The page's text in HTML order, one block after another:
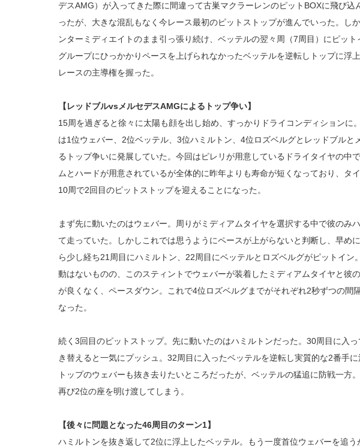
デスAMG）が入ってきた際に間違って古巣マクラーレンのピットBOXに飛び込
ったが、大きな混乱もなく今レース最初のピットストップが進んでいった。し
ンターミディエイトのまま引っ張り続け、ベッテルの翌々周（7周目）にピット
グループにひっかかりペースを上げられなかったベッテルを逆転しトップに浮
レースの主導権を握った。
【レッドブルvsメルセデスAMGによるトップ争い】
15周を過ぎると徐々に太陽も顔を出し始め、すっかりドライコンディションに
は1位ウェバー、2位ベッテル、3位ハミルトン、4位ロズベルグとレッドブルと
るトップ争いに発展していた。今回はピレリが用意しているドライタイヤの中
ムとハードが用意されているが全体的に昨年よりも寿命が短くなっており、タ
10周で2回目のピットストップを迎えることになった。
まず先に動いたのはウェバー。周りがミディアムタイヤを選択する中で彼のみ
て走っていた。しかしこれでは思うようにペースが上がらないと判断し、早め
ら少し経ち21周目にハミルトン、22周目にベッテルとロズベルグがピットイン
動はないものの、このスティントでウェバーが装着したミディアムタイヤと彼
が良くなく、ペースダウン。これで4位ロズベルグまでがそれぞれ2秒ずつの間
なった。
続く3回目のピットストップ。先に動いたのはハミルトンだった。30周目に入
き替えると一気にプッシュ。32周目に入ったベッテルを逆転し実質的な2番手
トップのウェバーも抜き去りたいところだったが、ベッテルの猛追に防戦一方
再び2位の座を明け渡してしまう。
【後々に問題となった46周目のターン1】
ハミルトンを抜き返して2位に浮上したベッテル。もう一度首位ウェバーを追う